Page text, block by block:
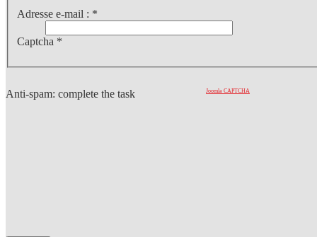
Adresse e-mail : *
Captcha *
Anti-spam: complete the task Joomla CAPTCHA